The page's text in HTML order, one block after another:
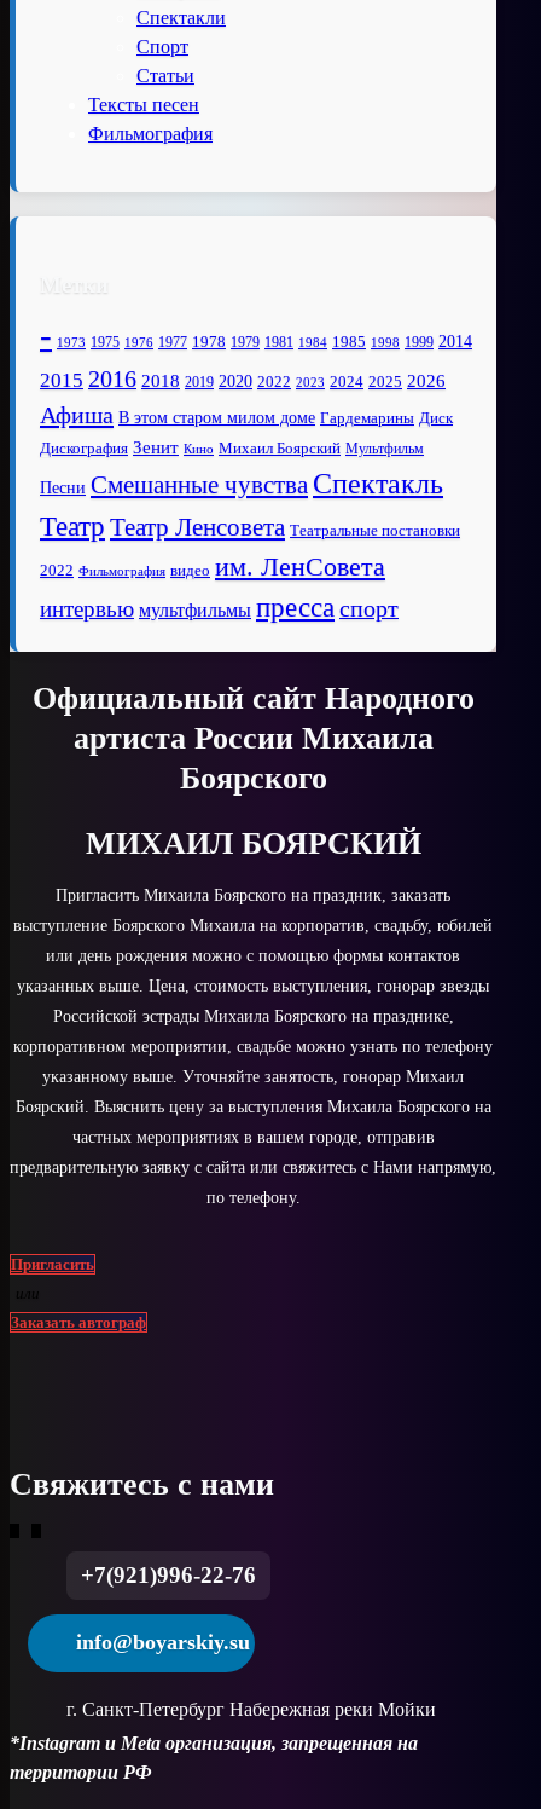
Спектакли
Спорт
Статьи
Тексты песен
Фильмография
Метки
- 1973 1975 1976 1977 1978 1979 1981 1984 1985 1998 1999 2014
2015 2016 2018 2019 2020 2022 2023 2024 2025 2026
Афиша В этом старом милом доме Гардемарины Диск
Дискография Зенит Кино Михаил Боярский Мультфильм
Песни Смешанные чувства Спектакль
Театр Театр Ленсовета Театральные постановки
2022 Фильмография видео им. ЛенСовета
интервью мультфильмы прессаспорт
Официальный сайт Народного
артиста России Михаила
Боярского
МИХАИЛ БОЯРСКИЙ
Пригласить Михаила Боярского на праздник, заказать
выступление Боярского Михаила на корпоратив, свадьбу, юбилей
или день рождения можно с помощью формы контактов
указанных выше. Цена, стоимость выступления, гонорар звезды
Российской эстрады Михаила Боярского на празднике,
корпоративном мероприятии, свадьбе можно узнать по телефону
указанному выше. Уточняйте занятость, гонорар Михаил
Боярский. Выяснить цену за выступления Михаила Боярского на
частных мероприятиях в вашем городе, отправив
предварительную заявку с сайта или свяжитесь с Нами напрямую,
по телефону.
Пригласить
или
Заказать автограф
Свяжитесь с нами
+7(921)996-22-76
info@boyarskiy.su
г. Санкт-Петербург Набережная реки Мойки
*Instagram и Meta организация, запрещенная на
территории РФ